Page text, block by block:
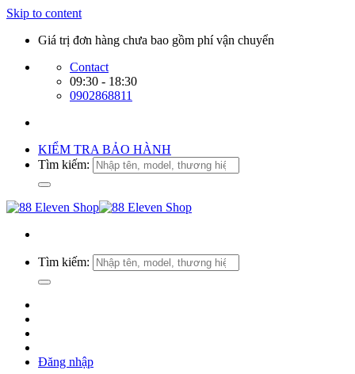
Skip to content
Giá trị đơn hàng chưa bao gồm phí vận chuyển
Contact
09:30 - 18:30
0902868811
KIỂM TRA BẢO HÀNH
Tìm kiếm:
Tìm kiếm:
Đăng nhập